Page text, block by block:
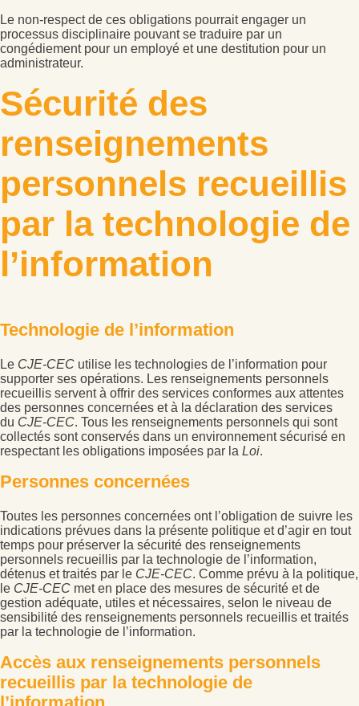
Le non-respect de ces obligations pourrait engager un
processus disciplinaire pouvant se traduire par un
congédiement pour un employé et une destitution pour un
administrateur.
Sécurité des
renseignements
personnels recueillis
par la technologie de
l’information
Technologie de l’information
Le CJE-CEC utilise les technologies de l’information pour
supporter ses opérations. Les renseignements personnels
recueillis servent à offrir des services conformes aux attentes
des personnes concernées et à la déclaration des services
du CJE-CEC. Tous les renseignements personnels qui sont
collectés sont conservés dans un environnement sécurisé en
respectant les obligations imposées par la Loi.
Personnes concernées
Toutes les personnes concernées ont l’obligation de suivre les
indications prévues dans la présente politique et d’agir en tout
temps pour préserver la sécurité des renseignements
personnels recueillis par la technologie de l’information,
détenus et traités par le CJE-CEC. Comme prévu à la politique,
le CJE-CEC met en place des mesures de sécurité et de
gestion adéquate, utiles et nécessaires, selon le niveau de
sensibilité des renseignements personnels recueillis et traités
par la technologie de l’information.
Accès aux renseignements personnels
recueillis par la technologie de